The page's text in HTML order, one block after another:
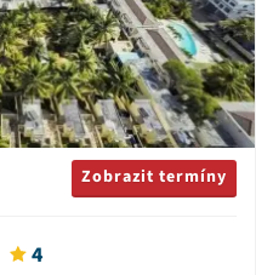
Zobrazit termíny
4